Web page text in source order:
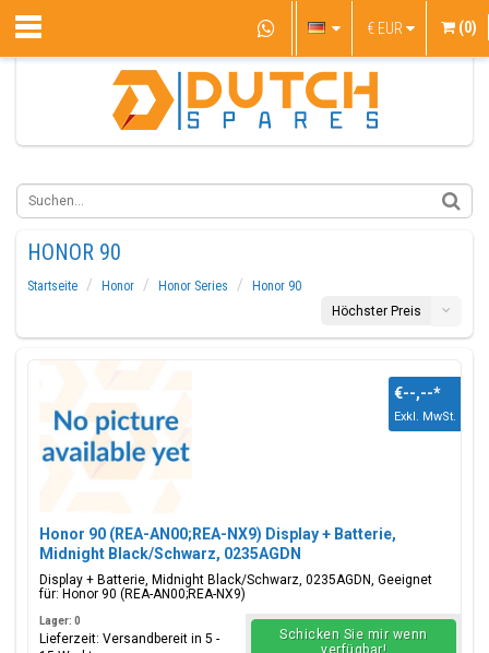
€ EUR (0)
HONOR 90
Startseite Honor Honor Series
Honor 90
Höchster Preis
Honor 90 (REA-AN00;REA-NX9) Display + Batterie,
Midnight Black/Schwarz, 0235AGDN
Display + Batterie, Midnight Black/Schwarz, 0235AGDN, Geeignet
für: Honor 90 (REA-AN00;REA-NX9)
€--,--*
Exkl. MwSt.
Lager: 0
Lieferzeit: Versandbereit in 5 -
Schicken Sie mir wenn
verfügbar!